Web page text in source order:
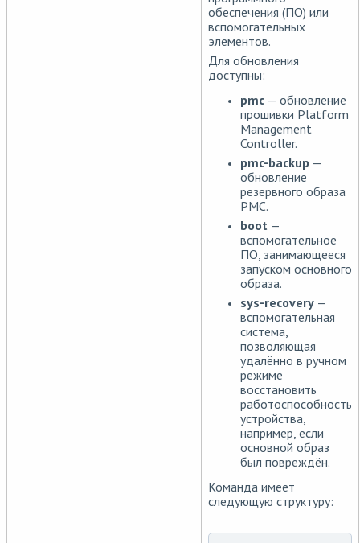
обеспечения (ПО) или
вспомогательных
элементов.
Для обновления
доступны:
pmc — обновление
прошивки Platform
Management
Controller.
pmc-backup —
обновление
резервного образа
PMC.
boot —
вспомогательное
ПО, занимающееся
запуском основного
образа.
sys-recovery —
вспомогательная
система,
позволяющая
удалённо в ручном
режиме
восстановить
работоспособность
устройства,
например, если
основной образ
был повреждён.
Команда имеет
следующую структуру: